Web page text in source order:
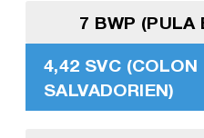
7 BWP (PULA
4,42 SVC (COLON
SALVADORIEN)